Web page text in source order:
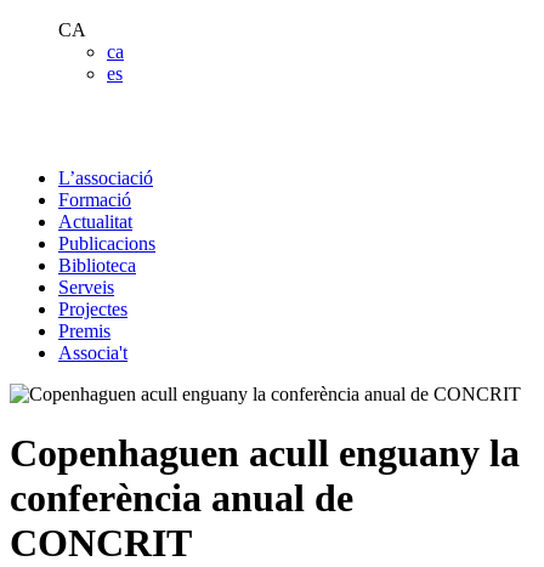
CA
ca
es
L’associació
Formació
Actualitat
Publicacions
Biblioteca
Serveis
Projectes
Premis
Associa't
Copenhaguen acull enguany la
conferència anual de
CONCRIT